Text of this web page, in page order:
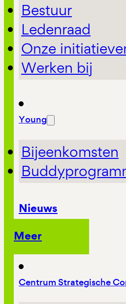
Bestuur
Ledenraad
Onze
Werken bij
Young
Bijeenkomsten
Nieuws
Meer
Centrum Strategische